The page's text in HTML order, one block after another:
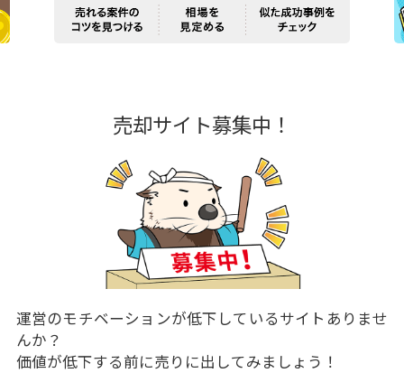
売却サイト募集中！
運営のモチベーションが低下しているサイトありませ
んか？
価値が低下する前に売りに出してみましょう！